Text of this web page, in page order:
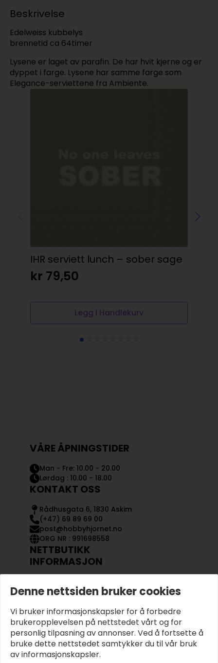
Beskrivelse
Edelweiss kubbelys
brennetid ca 64timer
Lysene er laget av parafin. De har hvit kjerne og er
dyppet i farge. Lysene har samme farge som
Elegance-serviettene fra Ambiente.
IHR serviett lunch – sober sage
kr 79,50
Legg I Handlekurv
VÅRE ÅPNINGSTIDER
Man - Fre: 10.00 - 20.00
Lørdag : 10.00 - 18.00
KONTAKT OSS
Rådhusgata 6, 1830 Askim
(+47) 69 89 69 00
post@hobbyhjornet.no
ORG NR : 991698558
NETTBUTIKK
INFORMASJON
OM OSS
KJØPSVILKÅR OG BETINGELSER
PERSONVERN
Denne nettsiden bruker cookies
Vi bruker informasjonskapsler for å forbedre
brukeropplevelsen på nettstedet vårt og for
personlig tilpasning av annonser. Ved å fortsette å
bruke dette nettstedet samtykker du til vår bruk
av informasjonskapsler.